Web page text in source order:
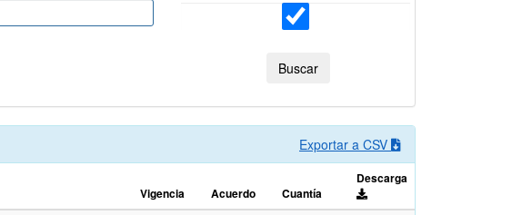
Buscar
Exportar a CSV
Vigencia Acuerdo Cuantía
Descarga